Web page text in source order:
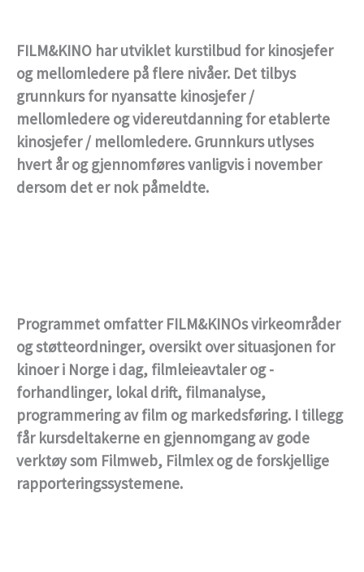
FILM&KINO har utviklet kurstilbud for kinosjefer
og mellomledere på flere nivåer. Det tilbys
grunnkurs for nyansatte kinosjefer /
mellomledere og videreutdanning for etablerte
kinosjefer / mellomledere. Grunnkurs utlyses
hvert år og gjennomføres vanligvis i november
dersom det er nok påmeldte.
Programmet omfatter FILM&KINOs virkeområder
og støtteordninger, oversikt over situasjonen for
kinoer i Norge i dag, filmleieavtaler og -
forhandlinger, lokal drift, filmanalyse,
programmering av film og markedsføring. I tillegg
får kursdeltakerne en gjennomgang av gode
verktøy som Filmweb, Filmlex og de forskjellige
rapporteringssystemene.